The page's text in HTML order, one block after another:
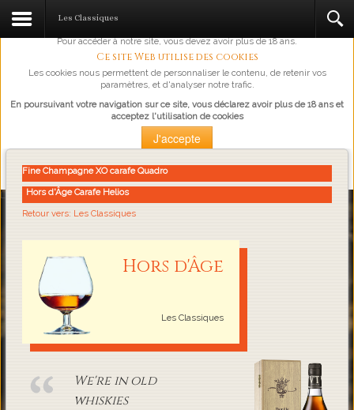
L'abus d'alcool est dangereux pour la santé, à consommer avec
Pour accéder à notre site, vous devez avoir plus de 18 ans.
Ce site Web utilise des cookies
Les cookies nous permettent de personnaliser le contenu, de retenir vos
paramètres, et d'analyser notre trafic.
En poursuivant votre navigation sur ce site, vous déclarez avoir plus de 18 ans et
acceptez l'utilisation de cookies
J'accepte
Plus d'information
Loading...
Les Classiques
Fine Champagne XO carafe Quadro
Hors d'Âge Carafe Helios
Retour vers: Les Classiques
Hors d'Âge
Les Classiques
We're in old
whiskies